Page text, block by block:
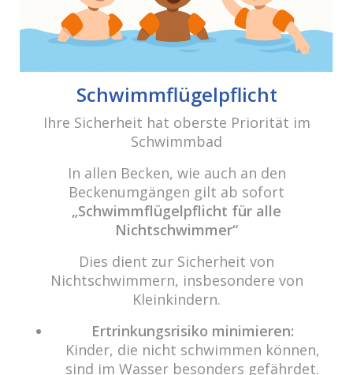
Beitrags-
Navigation
Ostern 2019
cabrio Senden - das Bad
Bulderner Str. 15
48308 Senden
Tel.: 0049 (0) 2597 - 93 918 -10
info@cabriosenden.de
Internet:www.cabriosenden.de
Wir freuen uns auf Sie!
Haben Sie Fragen? Wir kümmern uns drum!
Schwimmflügelpflicht
Ihre Sicherheit hat oberste Priorität im
Schwimmbad
In allen Becken, wie auch an den
Beckenumgängen gilt ab sofort
„Schwimmflügelpflicht für alle
Nichtschwimmer“
Dies dient zur Sicherheit von
Nichtschwimmern, insbesondere von
Kleinkindern.
Ertrinkungsrisiko minimieren:
Kinder, die nicht schwimmen können,
sind im Wasser besonders gefährdet.